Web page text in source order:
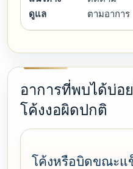
ดูแล
ตามอาการ
อาการที่พบได้บ่อ
โค้งงอผิดปกติ
โค้งหรือบิดขณะแ